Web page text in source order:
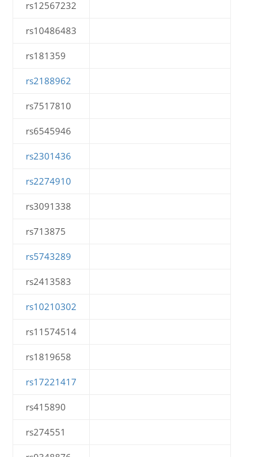
rs12567232
rs10486483
rs181359
rs2188962
rs7517810
rs6545946
rs2301436
rs2274910
rs3091338
rs713875
rs5743289
rs2413583
rs10210302
rs11574514
rs1819658
rs17221417
rs415890
rs274551